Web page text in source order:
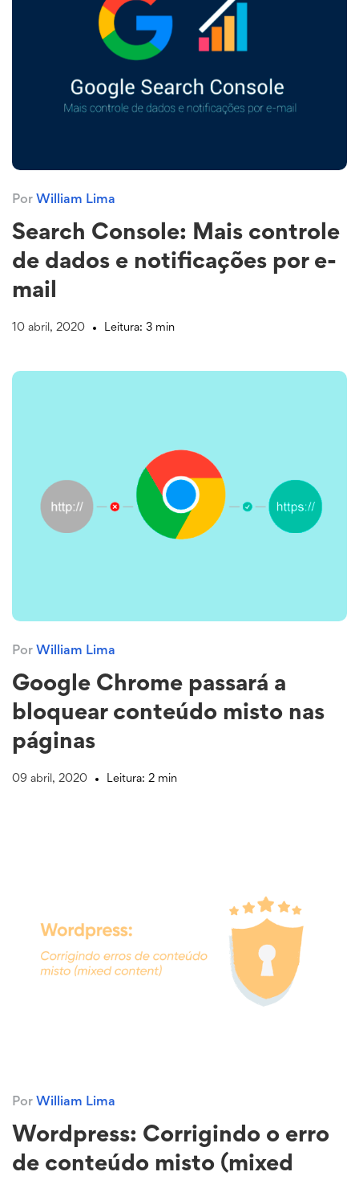
Por William Lima
Search Console: Mais controle
de dados e notificações por e-
mail
10 abril, 2020 Leitura: 3 min
Por William Lima
Google Chrome passará a
bloquear conteúdo misto nas
páginas
09 abril, 2020 Leitura: 2 min
Por William Lima
Wordpress: Corrigindo o erro
de conteúdo misto (mixed